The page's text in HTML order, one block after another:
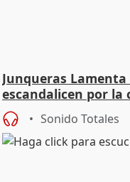
Junqueras
escandalicen por
Sonido Totales